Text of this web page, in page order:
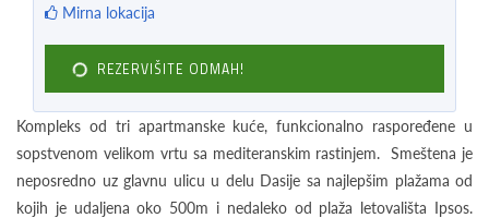
Mirna lokacija
REZERVIŠITE ODMAH!
Kompleks od tri apartmanske kuće, funkcionalno raspoređene u
sopstvenom velikom vrtu sa mediteranskim rastinjem. Smeštena je
neposredno uz glavnu ulicu u delu Dasije sa najlepšim plažama od
kojih je udaljena oko 500m i nedaleko od plaža letovališta Ipsos.